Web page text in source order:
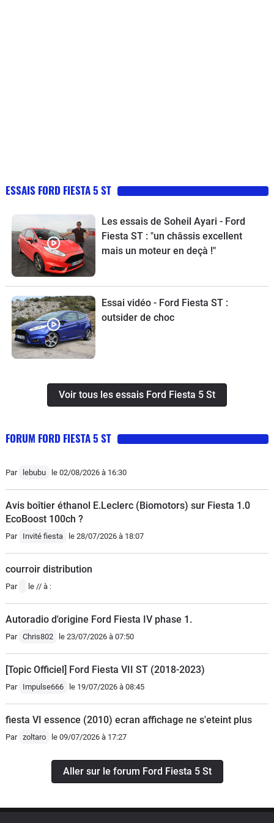
ESSAIS FORD FIESTA 5 ST
Les essais de Soheil Ayari - Ford
Fiesta ST : "un châssis excellent
mais un moteur en deçà !"
Essai vidéo - Ford Fiesta ST :
outsider de choc
Voir tous les essais Ford Fiesta 5 St
FORUM FORD FIESTA 5 ST
Par lebubu le 02/08/2026 à 16:30
Avis boîtier éthanol E.Leclerc (Biomotors) sur Fiesta 1.0
EcoBoost 100ch ?
Par Invité fiesta le 28/07/2026 à 18:07
courroir distribution
Par le // à :
Autoradio d'origine Ford Fiesta IV phase 1.
Par Chris802 le 23/07/2026 à 07:50
[Topic Officiel] Ford Fiesta VII ST (2018-2023)
Par Impulse666 le 19/07/2026 à 08:45
fiesta VI essence (2010) ecran affichage ne s'eteint plus
Par zoltaro le 09/07/2026 à 17:27
Aller sur le forum Ford Fiesta 5 St